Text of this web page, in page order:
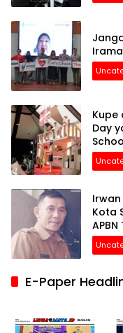
Kupe
Day
Irwan
Kota
E-Paper